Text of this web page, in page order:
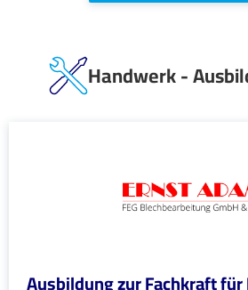
Handwerk -
Ausbildung zur Fachkraft